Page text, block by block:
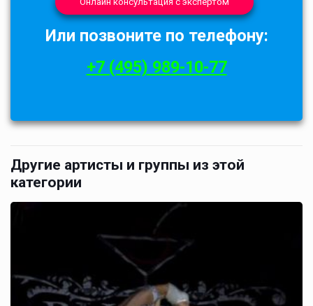
Или позвоните по телефону:
+7 (495) 989-10-77
Другие артисты и группы из этой
категории